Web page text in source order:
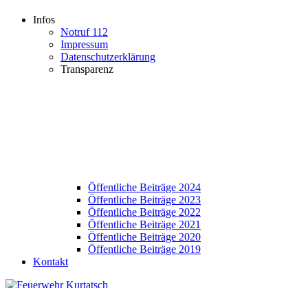
Infos
Notruf 112
Impressum
Datenschutzerklärung
Transparenz
Öffentliche Beiträge 2024
Öffentliche Beiträge 2023
Öffentliche Beiträge 2022
Öffentliche Beiträge 2021
Öffentliche Beiträge 2020
Öffentliche Beiträge 2019
Kontakt